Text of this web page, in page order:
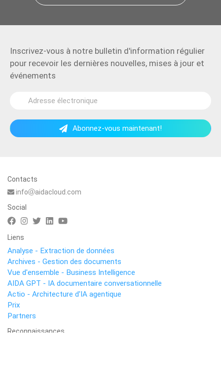
Inscrivez-vous à notre bulletin d'information régulier
pour recevoir les dernières nouvelles, mises à jour et
événements
Abonnez-vous maintenant!
Contacts
info
aidacloud.com
Social
Liens
Analyse - Extraction de données
Archives - Gestion des documents
Vue d'ensemble - Business Intelligence
AIDA GPT - IA documentaire conversationnelle
Actio - Architecture d'IA agentique
Prix
Partners
Reconnaissances